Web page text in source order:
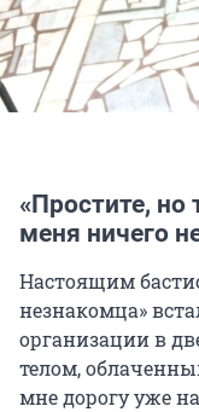
«Простите,
меня ничего
Настоящим
незнакомца»
организации в
телом,
мне дорогу уже